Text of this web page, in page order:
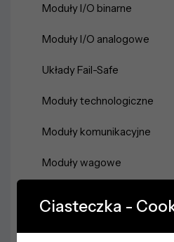
Moduły I/O binarne
Moduły I/O analogowe
Układy Fail-Safe
Moduły technologiczne
Moduły komunikacyjne
Moduły wagowe
Ciasteczka -